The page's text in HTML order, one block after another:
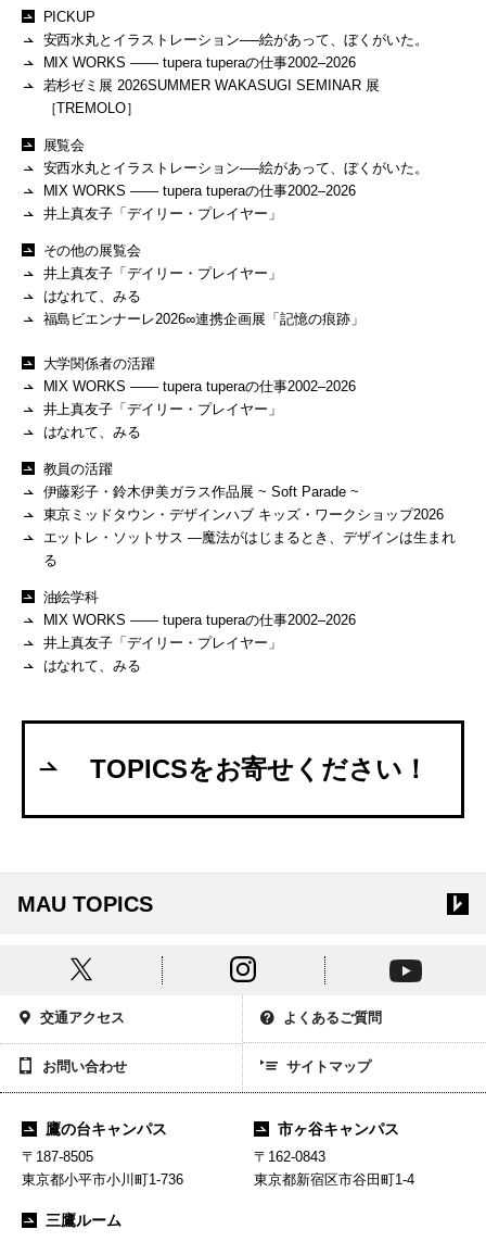
PICKUP
安西水丸とイラストレーション──絵があって、ぼくがいた。
MIX WORKS —— tupera tuperaの仕事2002–2026
若杉ゼミ展 2026SUMMER WAKASUGI SEMINAR 展
［TREMOLO］
展覧会
安西水丸とイラストレーション──絵があって、ぼくがいた。
MIX WORKS —— tupera tuperaの仕事2002–2026
井上真友子「デイリー・プレイヤー」
その他の展覧会
井上真友子「デイリー・プレイヤー」
はなれて、みる
福島ビエンナーレ2026∞連携企画展「記憶の痕跡」
大学関係者の活躍
MIX WORKS —— tupera tuperaの仕事2002–2026
井上真友子「デイリー・プレイヤー」
はなれて、みる
教員の活躍
伊藤彩子・鈴木伊美ガラス作品展 ~ Soft Parade ~
東京ミッドタウン・デザインハブ キッズ・ワークショップ2026
エットレ・ソットサス —魔法がはじまるとき、デザインは生まれ
る
油絵学科
MIX WORKS —— tupera tuperaの仕事2002–2026
井上真友子「デイリー・プレイヤー」
はなれて、みる
TOPICSをお寄せください！
MAU TOPICS
交通アクセス よくあるご質問
お問い合わせ サイトマップ
鷹の台キャンパス
〒187-8505
東京都小平市小川町1-736
市ヶ谷キャンパス
〒162-0843
東京都新宿区市谷田町1-4
三鷹ルーム